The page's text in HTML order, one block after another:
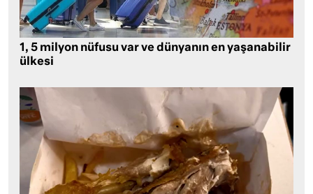
1, 5 milyon nüfusu var ve dünyanın en yaşanabilir
ülkesi